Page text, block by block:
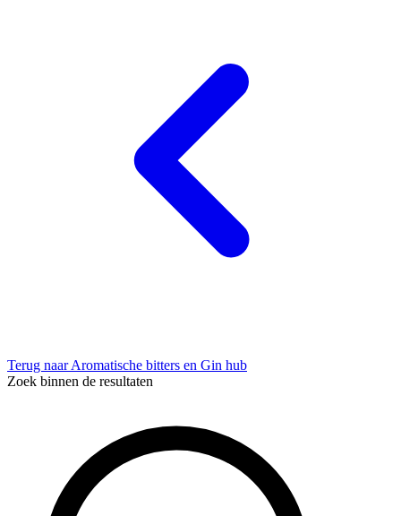
Terug naar Aromatische bitters en Gin hub
Zoek binnen de resultaten